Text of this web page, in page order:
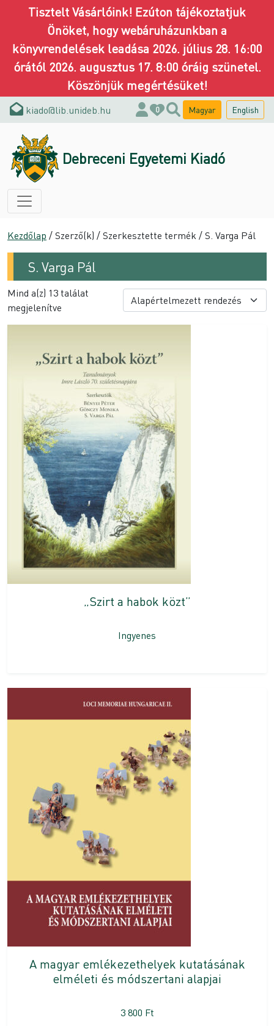
Tisztelt Vásárlóink! Ezúton tájékoztatjuk
Önöket, hogy webáruházunkban a
könyvrendelések leadása 2026. július 28. 16:00
órától 2026. augusztus 17. 8:00 óráig szünetel.
Köszönjük megértésüket!
kiado@lib.unideb.hu 0 Magyar English
Debreceni Egyetemi Kiadó
Kezdőlap / Szerző(k) / Szerkesztette termék / S. Varga Pál
S. Varga Pál
Mind a(z) 13 találat
megjelenítve
„Szirt a habok közt”
Ingyenes
A magyar emlékezethelyek kutatásának
elméleti és módszertani alapjai
3 800 Ft